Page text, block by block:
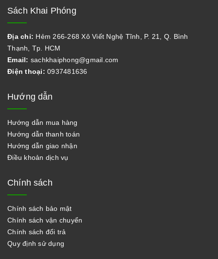
Sách Khai Phóng
Địa chỉ: Hẻm 266-268 Xô Viết Nghệ Tĩnh, P. 21, Q. Bình
Thạnh, Tp. HCM
Email: sachkhaiphong@gmail.com
Điện thoại: 0937481636
Hướng dẫn
Hướng dẫn mua hàng
Hướng dẫn thanh toán
Hướng dẫn giao nhận
Điều khoản dịch vụ
Chính sách
Chính sách bảo mật
Chính sách vận chuyển
Chính sách đổi trả
Quy định sử dụng